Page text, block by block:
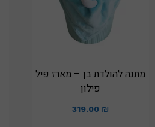
מתנה להולדת בן – מארז פיל
פילון
319.00 ₪